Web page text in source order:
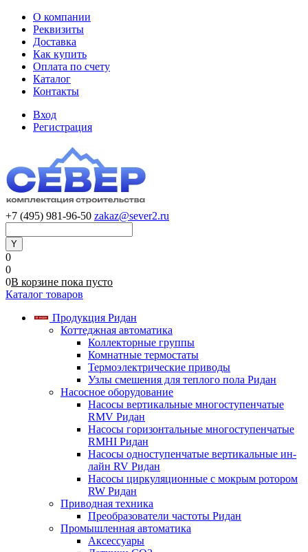
О компании
Реквизиты
Доставка
Как купить
Оплата по счету
Каталог
Контакты
Вход
Регистрация
+7 (495) 981-96-50 zakaz@sever2.ru
0
0
0В корзине пока пусто
Каталог товаров
Продукция Ридан
Коттеджная автоматика
Коллекторные группы
Комнатные термостаты
Термоэлектрические приводы
Узлы смешения для теплого пола Ридан
Насосное оборудование
Насосы вертикальные многоступенчатые
RMV Ридан
Насосы горизонтальные многоступенчатые
RMHI Ридан
Насосы одноступенчатые вертикальные ин-
лайн RV Ридан
Насосы циркуляционные с мокрым ротором
RW Ридан
Приводная техника
Преобразователи частоты Ридан
Промышленная автоматика
Аксессуары